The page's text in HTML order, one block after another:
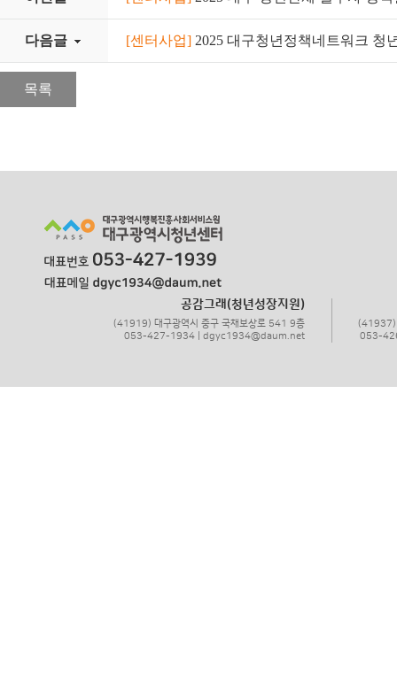
다음글 [센터사업] 2025 대구청년정책네트워크 청
목록
공감그래(청년성장지원)
(41919) 대구광역시 중구 국채보상로 541 9층
053-427-1934 | dgyc1934@daum.net
(41937)
053-